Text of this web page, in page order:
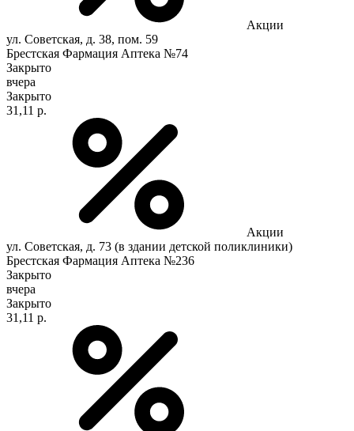
Акции
ул. Советская, д. 38, пом. 59
Брестская Фармация Аптека №74
Закрыто
вчера
Закрыто
31,11 р.
Акции
ул. Советская, д. 73 (в здании детской поликлиники)
Брестская Фармация Аптека №236
Закрыто
вчера
Закрыто
31,11 р.